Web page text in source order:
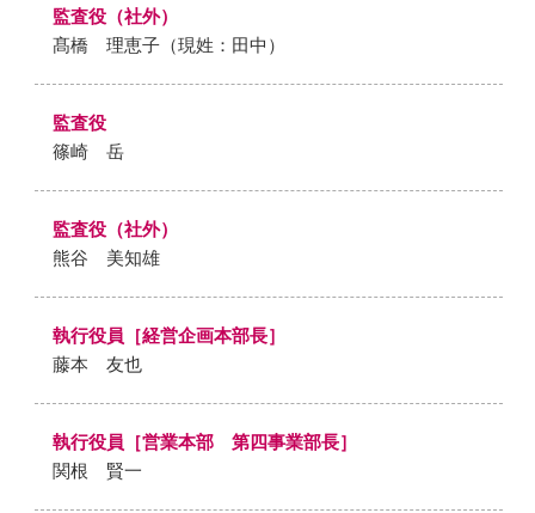
監査役（社外）
髙橋 理恵子（現姓：田中）
監査役
篠崎 岳
監査役（社外）
熊谷 美知雄
執行役員［経営企画本部長］
藤本 友也
執行役員［営業本部 第四事業部長］
関根 賢一